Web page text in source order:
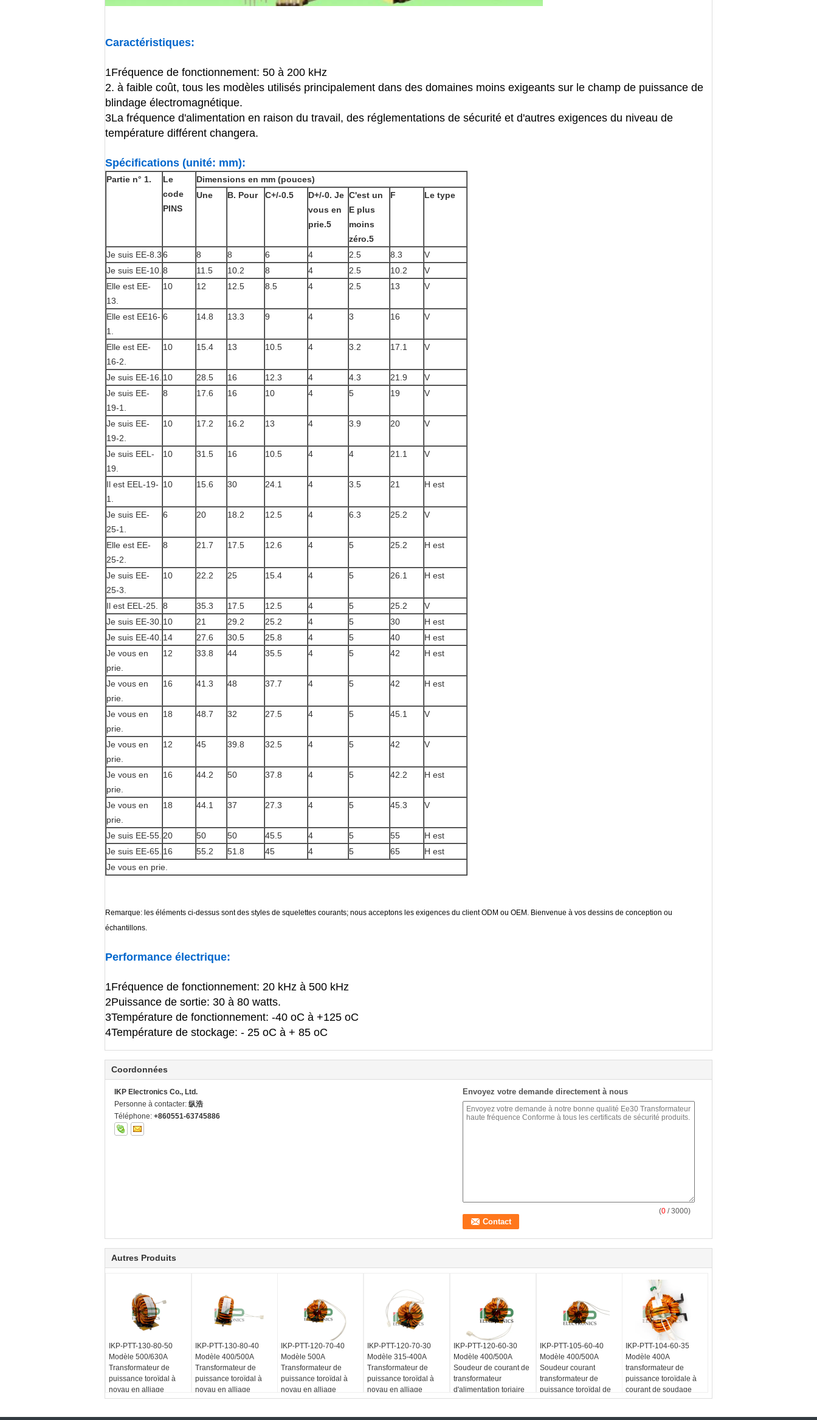
Caractéristiques:
1Fréquence de fonctionnement: 50 à 200 kHz
2. à faible coût, tous les modèles utilisés principalement dans des domaines moins exigeants sur le champ de puissance de
blindage électromagnétique.
3La fréquence d'alimentation en raison du travail, des réglementations de sécurité et d'autres exigences du niveau de
température différent changera.
Spécifications (unité: mm):
Partie n° 1.
Le
code
PINS
Dimensions en mm (pouces)
Une
B. Pour C+/-0.5
D+/-0. Je
vous en
prie.5
C'est un
E plus
moins
zéro.5
F Le type
Je suis EE-8.36 8 8 6 4 2.5 8.3
V
Je suis EE-10. 8 11.5 10.2 8 4 2.5 10.2
V
Elle est EE-
13.
10 12 12.5 8.5 4 2.5 13 V
Elle est EE16-
1.
6 14.8 13.3 9 4 3 16 V
Elle est EE-
16-2.
10 15.4 13 10.5 4 3.2 17.1 V
Je suis EE-16. 10 28.5 16 12.3 4 4.3 21.9
V
Je suis EE-
19-1.
8 17.6 16 10 4 5 19 V
Je suis EE-
19-2.
10 17.2 16.2 13 4 3.9 20 V
Je suis EEL-
19.
10 31.5 16 10.5 4 4 21.1 V
Il est EEL-19-
1.
10 15.6 30 24.1 4 3.5 21 H est
Je suis EE-
25-1.
6 20 18.2 12.5 4 6.3 25.2 V
Elle est EE-
25-2.
8 21.7 17.5 12.6 4 5 25.2 H est
Je suis EE-
25-3.
10 22.2 25 15.4 4 5 26.1 H est
Il est EEL-25. 8 35.3 17.5 12.5 4 5 25.2
V
Je suis EE-30. 10 21 29.2 25.2 4 5 30
H est
Je suis EE-40. 14 27.6 30.5 25.8 4 5 40
H est
Je vous en
prie.
12 33.8 44 35.5 4 5 42 H est
Je vous en
prie.
16 41.3 48 37.7 4 5 42 H est
Je vous en
prie.
18 48.7 32 27.5 4 5 45.1 V
Je vous en
prie.
12 45 39.8 32.5 4 5 42 V
Je vous en
prie.
16 44.2 50 37.8 4 5 42.2 H est
Je vous en
prie.
18 44.1 37 27.3 4 5 45.3 V
Je suis EE-55. 20 50 50 45.5 4 5 55
H est
Je suis EE-65. 16 55.2 51.8 45 4 5 65
H est
Je vous en prie.
Remarque: les éléments ci-dessus sont des styles de squelettes courants; nous acceptons les exigences du client ODM ou OEM. Bienvenue à vos dessins de conception ou
échantillons.
Performance électrique:
1Fréquence de fonctionnement: 20 kHz à 500 kHz
2Puissance de sortie: 30 à 80 watts.
3Température de fonctionnement: -40 oC à +125 oC
4Température de stockage: - 25 oC à + 85 oC
Coordonnées
IKP Electronics Co., Ltd.
Personne à contacter: 纵浩
Téléphone: +860551-63745886
Envoyez votre demande directement à nous
(0 / 3000)
Autres Produits
IKP-PTT-130-80-50
Modèle 500/630A
Transformateur de
puissance toroïdal à
noyau en alliage
amorphe pour machine
IKP-PTT-130-80-40
Modèle 400/500A
Transformateur de
puissance toroïdal à
noyau en alliage
amorphe pour machine
IKP-PTT-120-70-40
Modèle 500A
Transformateur de
puissance toroïdal à
noyau en alliage
amorphe pour machine
IKP-PTT-120-70-30
Modèle 315-400A
Transformateur de
puissance toroïdal à
noyau en alliage
amorphe pour machine
IKP-PTT-120-60-30
Modèle 400/500A
Soudeur de courant de
transformateur
d'alimentation toriaire
amorphe en alliage de
IKP-PTT-105-60-40
Modèle 400/500A
Soudeur courant
transformateur de
puissance toroïdal de
base en alliage
IKP-PTT-104-60-35
Modèle 400A
transformateur de
puissance toroïdale à
courant de soudage
amorphe en alliage de